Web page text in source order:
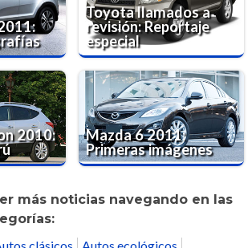
Toyota llamados a
revisión: Reportaje
especial
2010:
Mazda 6 2011:
Primeras imágenes
más noticias navegando en las